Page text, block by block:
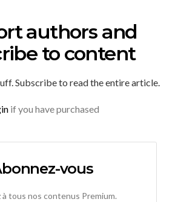
authors and
to content
Subscribe to read the entire article.
if you have purchased
vous
à tous nos contenus Premium.